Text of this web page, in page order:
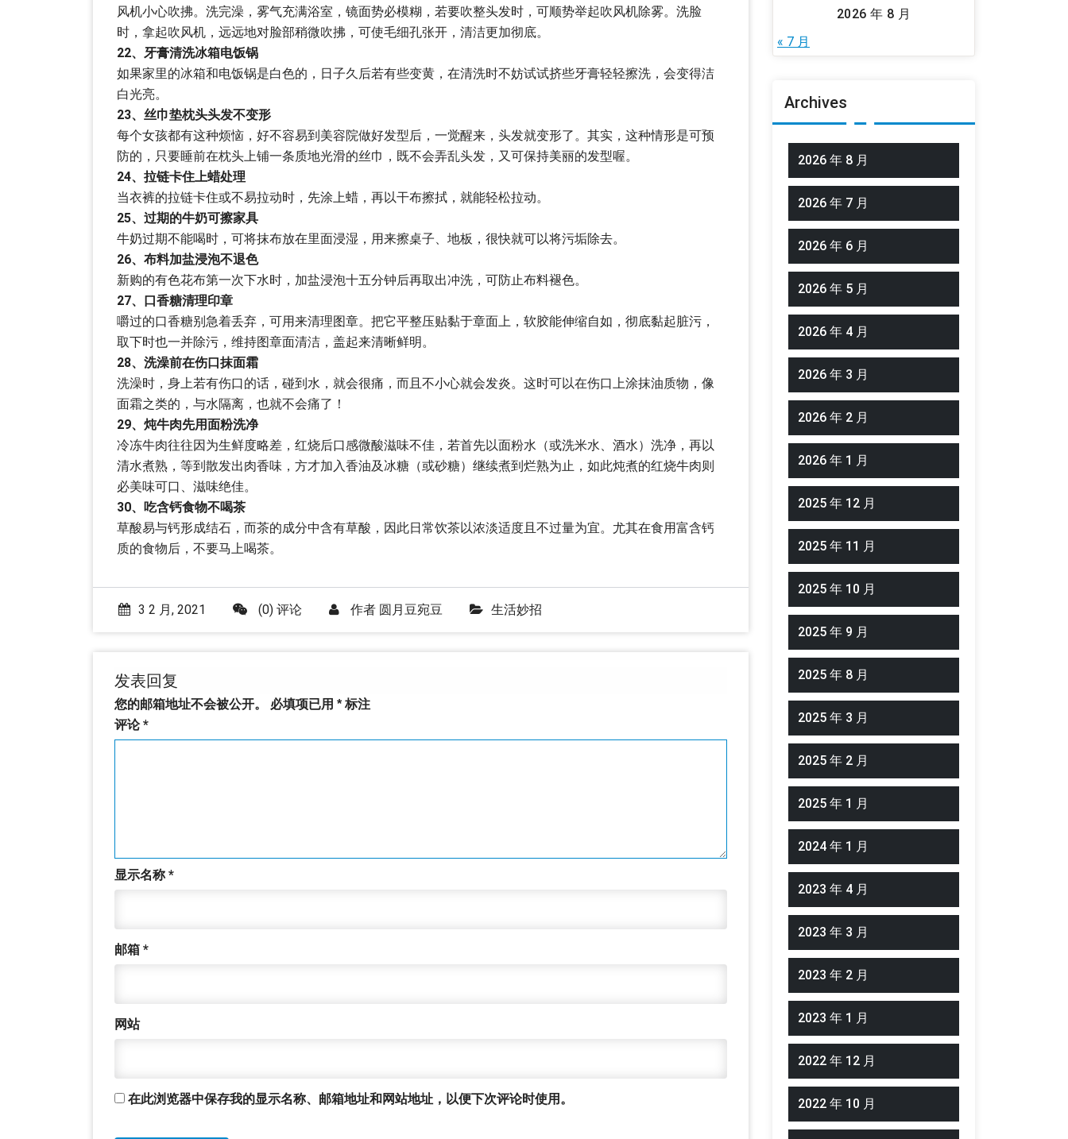
风机小心吹拂。洗完澡，雾气充满浴室，镜面势必模糊，若要吹整头发时，可顺势举起吹风机除雾。洗脸
时，拿起吹风机，远远地对脸部稍微吹拂，可使毛细孔张开，清洁更加彻底。
22、牙膏清洗冰箱电饭锅
如果家里的冰箱和电饭锅是白色的，日子久后若有些变黄，在清洗时不妨试试挤些牙膏轻轻擦洗，会变得洁
白光亮。
23、丝巾垫枕头头发不变形
每个女孩都有这种烦恼，好不容易到美容院做好发型后，一觉醒来，头发就变形了。其实，这种情形是可预
防的，只要睡前在枕头上铺一条质地光滑的丝巾，既不会弄乱头发，又可保持美丽的发型喔。
24、拉链卡住上蜡处理
当衣裤的拉链卡住或不易拉动时，先涂上蜡，再以干布擦拭，就能轻松拉动。
25、过期的牛奶可擦家具
牛奶过期不能喝时，可将抹布放在里面浸湿，用来擦桌子、地板，很快就可以将污垢除去。
26、布料加盐浸泡不退色
新购的有色花布第一次下水时，加盐浸泡十五分钟后再取出冲洗，可防止布料褪色。
27、口香糖清理印章
嚼过的口香糖别急着丢弃，可用来清理图章。把它平整压贴黏于章面上，软胶能伸缩自如，彻底黏起脏污，
取下时也一并除污，维持图章面清洁，盖起来清晰鲜明。
28、洗澡前在伤口抹面霜
洗澡时，身上若有伤口的话，碰到水，就会很痛，而且不小心就会发炎。这时可以在伤口上涂抹油质物，像
面霜之类的，与水隔离，也就不会痛了！
29、炖牛肉先用面粉洗净
冷冻牛肉往往因为生鲜度略差，红烧后口感微酸滋味不佳，若首先以面粉水（或洗米水、酒水）洗净，再以
清水煮熟，等到散发出肉香味，方才加入香油及冰糖（或砂糖）继续煮到烂熟为止，如此炖煮的红烧牛肉则
必美味可口、滋味绝佳。
30、吃含钙食物不喝茶
草酸易与钙形成结石，而茶的成分中含有草酸，因此日常饮茶以浓淡适度且不过量为宜。尤其在食用富含钙
质的食物后，不要马上喝茶。
3 2 月, 2021 (0) 评论 作者 圆月豆宛豆 生活妙招
发表回复
您的邮箱地址不会被公开。 必填项已用 * 标注
评论*
显示名称*
邮箱 *
网站
在此浏览器中保存我的显示名称、邮箱地址和网站地址，以便下次评论时使用。
2026 年 8 月
« 7 月
Archives
2026 年 8 月
2026 年 7 月
2026 年 6 月
2026 年 5 月
2026 年 4 月
2026 年 3 月
2026 年 2 月
2026 年 1 月
2025 年 12 月
2025 年 11 月
2025 年 10 月
2025 年 9 月
2025 年 8 月
2025 年 3 月
2025 年 2 月
2025 年 1 月
2024 年 1 月
2023 年 4 月
2023 年 3 月
2023 年 2 月
2023 年 1 月
2022 年 12 月
2022 年 10 月